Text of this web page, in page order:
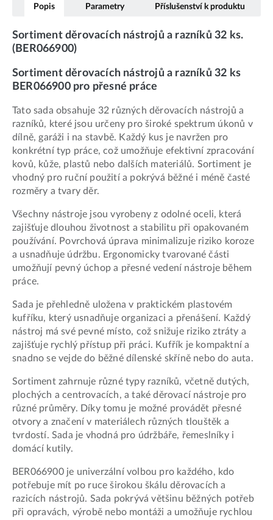
Popis Parametry Příslušenství k produktu
Sortiment děrovacích nástrojů a razníků 32 ks.
(BER066900)
Sortiment děrovacích nástrojů a razníků 32 ks
BER066900 pro přesné práce
Tato sada obsahuje 32 různých děrovacích nástrojů a
razníků, které jsou určeny pro široké spektrum úkonů v
dílně, garáži i na stavbě. Každý kus je navržen pro
konkrétní typ práce, což umožňuje efektivní zpracování
kovů, kůže, plastů nebo dalších materiálů. Sortiment je
vhodný pro ruční použití a pokrývá běžné i méně časté
rozměry a tvary děr.
Všechny nástroje jsou vyrobeny z odolné oceli, která
zajišťuje dlouhou životnost a stabilitu při opakovaném
používání. Povrchová úprava minimalizuje riziko koroze
a usnadňuje údržbu. Ergonomicky tvarované části
umožňují pevný úchop a přesné vedení nástroje během
práce.
Sada je přehledně uložena v praktickém plastovém
kufříku, který usnadňuje organizaci a přenášení. Každý
nástroj má své pevné místo, což snižuje riziko ztráty a
zajišťuje rychlý přístup při práci. Kufřík je kompaktní a
snadno se vejde do běžné dílenské skříně nebo do auta.
Sortiment zahrnuje různé typy razníků, včetně dutých,
plochých a centrovacích, a také děrovací nástroje pro
různé průměry. Díky tomu je možné provádět přesné
otvory a značení v materiálech různých tlouštěk a
tvrdostí. Sada je vhodná pro údržbáře, řemeslníky i
domácí kutily.
BER066900 je univerzální volbou pro každého, kdo
potřebuje mít po ruce širokou škálu děrovacích a
razicích nástrojů. Sada pokrývá většinu běžných potřeb
při opravách, výrobě nebo montáži a umožňuje rychlou